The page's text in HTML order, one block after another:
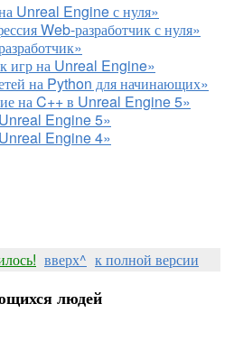
Unreal Engine с нуля»
Web-разработчик с нуля»
игр на Unreal Engine»
на Python для начинающих»
на C++ в Unreal Engine 5»
Engine 5»
Engine 4»
вверх^ к полной версии
людей